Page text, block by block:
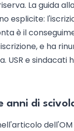
La guida
esplicite:
è il
e ha
USR e
anni di